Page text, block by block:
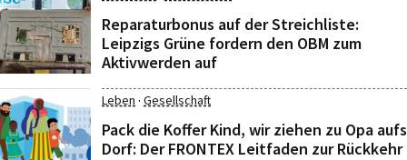
Reparaturbonus auf der Streichliste:
Leipzigs Grüne fordern den OBM zum
Aktivwerden auf
Leben · Gesellschaft
Pack die Koffer Kind, wir ziehen zu Opa aufs
Dorf: Der FRONTEX Leitfaden zur Rückkehr